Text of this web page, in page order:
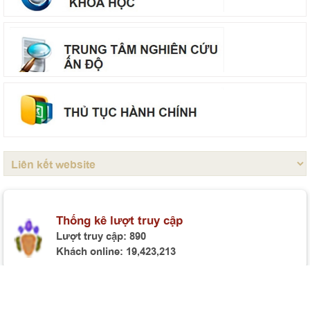
Tọa đàm khoa học “Mô hình phát triển Việt Nam trong
Hội thảo khoa học “Đồng chí Lê Quang Đạo - nhà lãnh
đạo tài năng của Đảng và cách mạng Việt Nam”
Mục lục Tạp chí Thông tin khoa học Lý luận chính trị số
7 năm 2026
giáo trình Cao cấp lý luận chính trị mới, môn Nhà nước
và Pháp luật Việt Nam
cứu sinh Lê Thị Phương
Thống kê lượt truy cập
Lượt truy cập:890
Khách online: 19,423,213